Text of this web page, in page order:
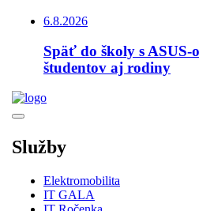
6.8.2026
Späť do školy s ASUS-
študentov aj rodiny
Služby
Elektromobilita
IT GALA